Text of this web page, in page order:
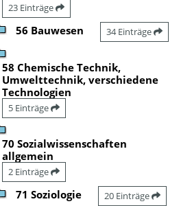
23 Einträge
56 Bauwesen 34 Einträge
58 Chemische Technik,
Umwelttechnik, verschiedene
Technologien
5 Einträge
70 Sozialwissenschaften
allgemein
2 Einträge
71 Soziologie 20 Einträge